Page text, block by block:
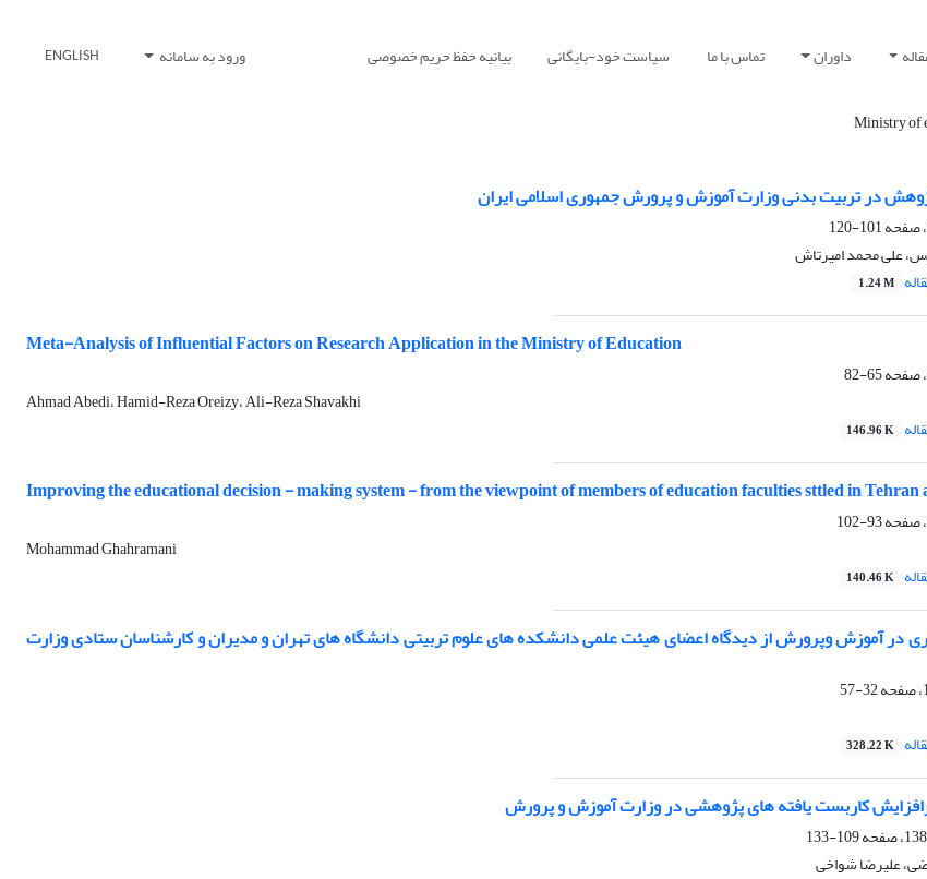
داوران تماس با ما سیاست خود-بایگانی بیانیه حفظ حریم خصوصی ورود به سامانه ENGLISH
Ministry of
در تربیت بدنی وزارت آموزش و پرورش جمهوری اسلامی ایران
101-120
علی محمد امیرتاش
1.24 M
Meta-Analysis of Influential Factors on Research Application in the Ministry of Education
65-82
Ahmad Abedi، Hamid-Reza Oreizy، Ali-Reza Shavakhi
146.96 K
Improving the educational decision - making system - from the viewpoint of members of education faculties sttled in Tehran
93-102
Mohammad Ghahramani
140.46 K
در آموزش وپرورش از دیدگاه اعضای هیئت علمی دانشکده های علوم تربیتی دانشگاه های تهران و مدیران و کارشناسان ستادی وزارت
32-57
328.22 K
کاربست یافته های پژوهشی در وزارت آموزش و پرورش
109-133
علیرضا شواخی